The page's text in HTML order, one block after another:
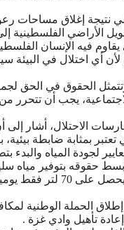
ﺇﻏﻼﻕ ﻣﺴﺎﺣﺎﺕ
ﺍﻷﺭﺍﺿﻲ ﺍﻟﻔﻠﺴﻄﻴﻨﻴﺔ
ﻓﻴﻪ ﺍﻹﻧﺴﺎﻥ
ﺃﻱ ﺍﺧﺘﻼﻝ ﻓﻲ ﺍﻟﺒﻴﺌﺔ
ﺍﻟﺤﻘﻮﻕ ﻓﻲ ﺍﻟﺤﻖ
ﻳﺠﺐ ﺃﻥ ﺗﺘﺤﺮﺭ
ﺍﻻﺣﺘﻼﻝ، ﺃﺷﺎﺭ ﺇﻟﻰ
ﺗﻌﺘﺒﺮ ﺑﻤﺜﺎﺑﺔ ﺿﺎﺑﻄﺔ
ﺍﻟﻤﻴﺎﻩ ﻭﺍﻟﺒﺪﺀ
ﺣﻘﻮﻗﻪ ﺑﺘﻮﻓﻴﺮ ﻣﻴﺎﻩ
ﺍﻟﺤﻤﻠﺔ ﺍﻟﻮﻃﻨﻴﺔ
ﺗﺄﻫﻴﻞ ﻭﺍﺩﻱ ﻏﺰﺓ .